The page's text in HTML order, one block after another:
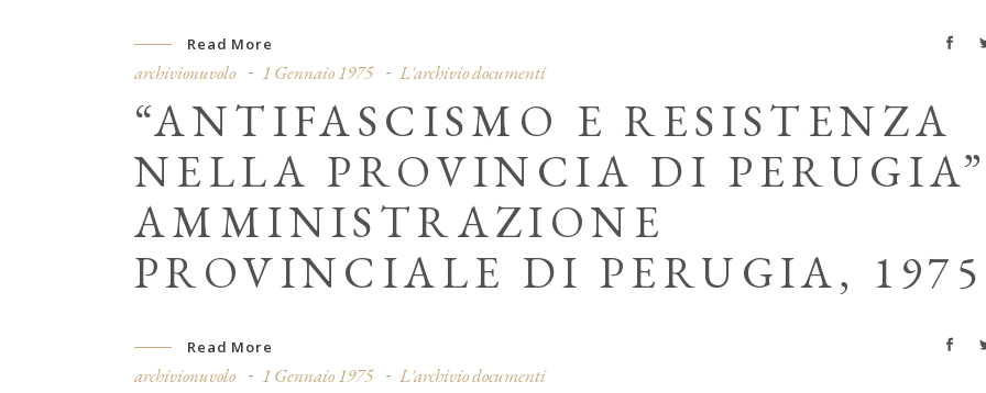
Read More
archivionuvolo 1 Gennaio 1975 L'archivio documenti
“ANTIFASCISMO E RESISTENZA
NELLA PROVINCIA DI
AMMINISTRAZIONE
PROVINCIALE DI PERUGIA, 1975
Read More
archivionuvolo 1 Gennaio 1975 L'archivio documenti